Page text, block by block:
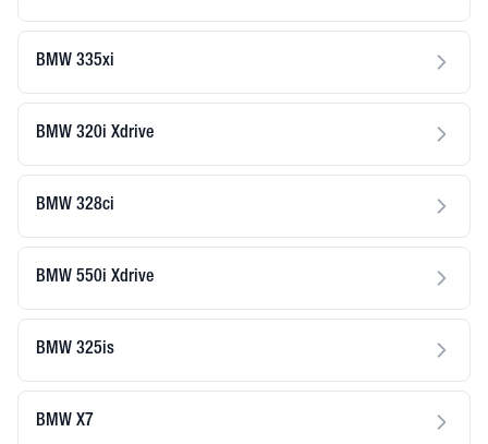
BMW 335xi
BMW 320i Xdrive
BMW 328ci
BMW 550i Xdrive
BMW 325is
BMW X7